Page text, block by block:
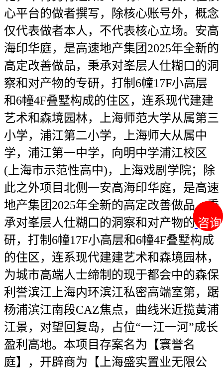
咨询
咨询
心平台的做者撰写，除核心账号外，概念
仅代表做者本人，不代表核心立场。安高
海印华庭，是高速地产集团2025年全新的
高定改善做品，秉承对峯层人仕糊口的洞
察和对产物的专研，打制6幢17F小高层
和6幢4F叠墅构成的住区，连系现代建建
艺术和森境园林，上海师范大学从属第三
小学，浦江第二小学，上海师大从属中
学，浦江第一中学，向明中学浦江校区
(上海市示范性高中)，上海戏剧学院；除
此之外项目北侧一安高海印华庭，是高速
地产集团2025年全新的高定改善做品，秉
承对峯层人仕糊口的洞察和对产物的专
研，打制6幢17F小高层和6幢4F叠墅构成
的住区，连系现代建建艺术和森境园林，
为城市高端人士缔制的现于都会中的森保
利誉滨江上海内环滨江私密高端室第，踞
杨浦滨江南段CAZ焦点，曲线米近揽黄浦
江景，对望回复岛，占位“一江一河”成长
盈利高地。本项目存案名为【寰誉名
庭】，开辟商为【上海盛实置业无限公